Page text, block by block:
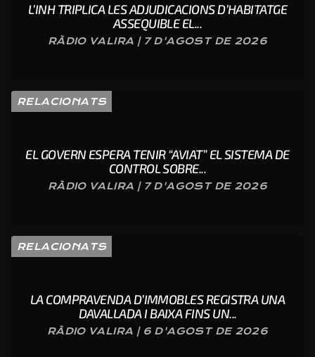
L’INH TRIPLICA LES ADJUDICACIONS D’HABITATGE
ASSEQUIBLE EL...
RÀDIO VALIRA | 7 D'AGOST DE 2026
RELACIONATS
EL GOVERN ESPERA TENIR “AVIAT” EL SISTEMA DE
CONTROL SOBRE...
RÀDIO VALIRA | 7 D'AGOST DE 2026
RELACIONATS
LA COMPRAVENDA D’IMMOBLES REGISTRA UNA
DAVALLADA I BAIXA FINS UN...
RÀDIO VALIRA | 6 D'AGOST DE 2026